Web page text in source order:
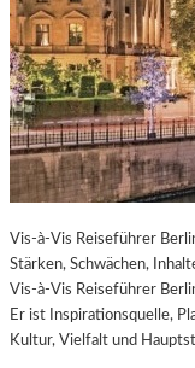
Vis-à-Vis Reiseführer
Stärken, Schwächen,
Vis-à-Vis Reiseführer
Er ist Inspirationsquelle,
Kultur, Vielfalt und